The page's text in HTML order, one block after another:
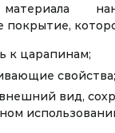
покрытие,
к царапинам;
свойства;
вид,